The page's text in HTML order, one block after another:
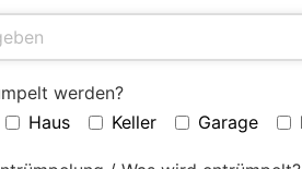
werden?
Haus Keller Garage